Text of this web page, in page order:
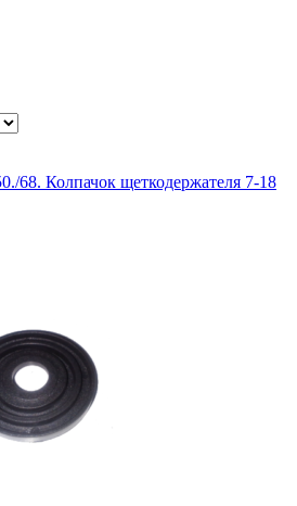
68. Колпачок щеткодержателя 7-18